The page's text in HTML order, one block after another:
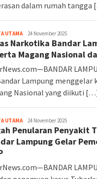
dalam rumah tangga
UTAMAAltarnews
24 November 2025
Narkotika Bandar
Magang Nasional
Lampung menggelar
Nasional yang diikuti
UTAMAAltarnews
24 November 2025
Penularan Penyakit
Lampung Gelar